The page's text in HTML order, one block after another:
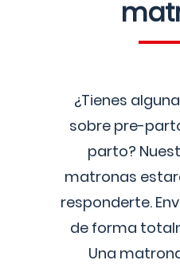
¿Tienes
sobre pre-
parto?
matronas
responderte.
de forma
Una